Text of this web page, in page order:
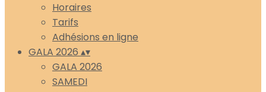
Horaires
Tarifs
Adhésions en ligne
GALA 2026 ▴▾
GALA 2026
SAMEDI